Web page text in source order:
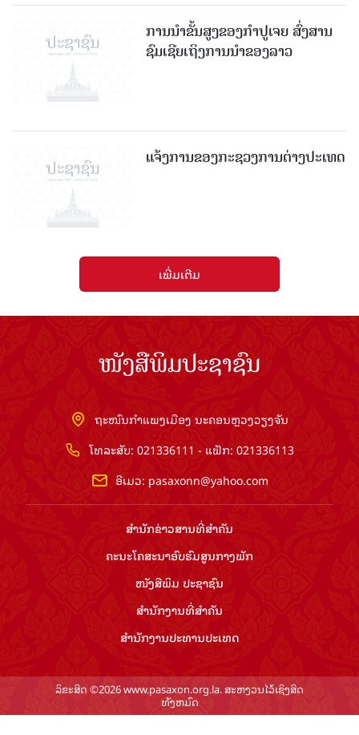
ການນຳຂັ້ນສູງຂອງກຳປູເຈຍ ສົ່ງສານ
ຊົມເຊີຍເຖິງການນຳຂອງລາວ
ແຈ້ງການຂອງກະຊວງການຕ່າງປະເທດ
ເພີ່ມເຕີມ
ໜັງສືພິມປະຊາຊົນ
ຖະໜົນກຳແພງເມືອງ ນະຄອນຫຼວງວຽງຈັນ
ໂທລະສັບ: 021336111 - ແຟັກ: 021336113
ອີເມວ: pasaxonn@yahoo.com
ສຳ​ນັກ​ຂ່າວ​ສານ​ທີ່​ສຳ​ຄັນ​
ຄະນະໂຄສະນາອົບຮົມ​ສູນ​ກາງ​ພັກ
ໜັງສືພິມ ປະ​ຊາ​ຊົນ
ສຳ​ນັກ​ງານ​ທີ່​ສຳ​ຄັນ
ສຳ​ນັກ​ງານ​ປະ​ທານ​ປະ​ເທດ
ລິຂະສິດ ©2026 www.pasaxon.org.la. ສະຫງວນໄວ້ເຊິງສິດ
ທັງຫມົດ